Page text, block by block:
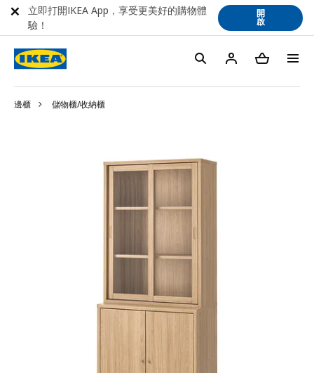
邊櫃 儲物櫃/收納櫃
立即打開IKEA App，享受更美好的購物體
驗！
開
啟